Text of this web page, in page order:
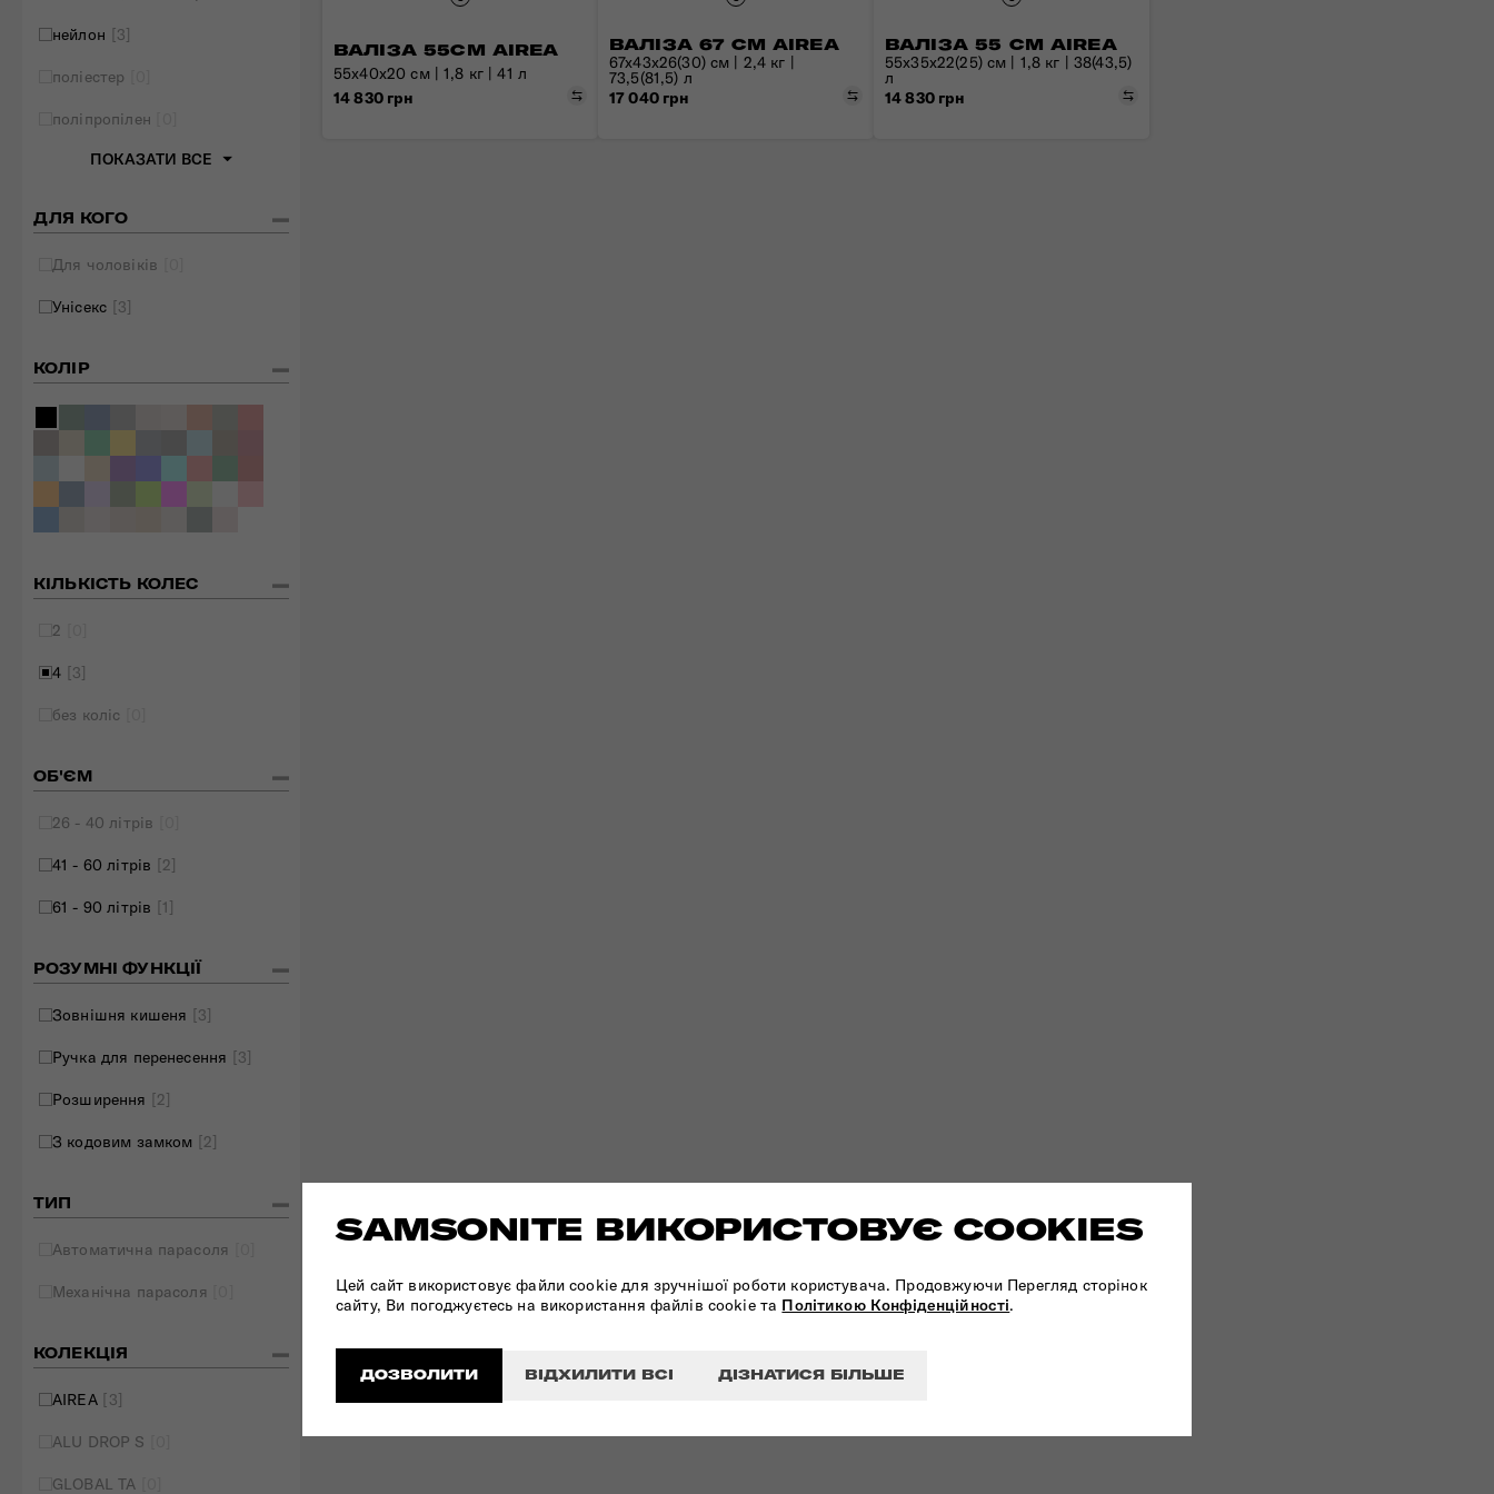
Складані сумки
SAMSONITE ВИКОРИСТОВУЄ COOKIES
Цей сайт використовує файли cookie для зручнішої роботи користувача. Продовжуючи Перегляд сторінок
сайту, Ви погоджуєтесь на використання файлів cookie та Політикою Конфіденційності.
ДОЗВОЛИТИ ВІДХИЛИТИ ВСІ ДІЗНАТИСЯ БІЛЬШЕ
нейлон [3]
поліестер
поліпропілен
ПОКАЗАТИ ВСЕ
ДЛЯ КОГО
Для чоловіків
Унісекс [3]
КОЛІР
КІЛЬКІСТЬ КОЛЕС
2
4 [3]
без коліс
ОБ'ЄМ
26 - 40 літрів
41 - 60 літрів [2]
61 - 90 літрів [1]
РОЗУМНІ ФУНКЦІЇ
Зовнішня кишеня [3]
Ручка для перенесення [3]
Розширення [2]
З кодовим замком [2]
ТИП
Автоматична парасоля
Механічна парасоля
КОЛЕКЦІЯ
AIREA [3]
ALU DROP S
GLOBAL TA
ВАЛІЗА 55СМ AIREA
Порівняти
55x40x20 см | 1,8 кг | 41 л
14 830 грн
ВАЛІЗА 67 СМ AIREA
Порівняти
67x43x26(30) см | 2,4 кг |
73,5(81,5) л
17 040 грн
ВАЛІЗА 55 СМ AIREA
55x35x22(25) см | 1,8 кг | 38(43,5)
л
14 830 грн